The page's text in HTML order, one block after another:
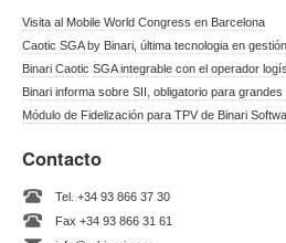
Visita al Mobile World Congress en Barcelona
Caotic SGA by Binari, última tecnologia en
Binari Caotic SGA integrable con el operador
Binari informa sobre SII, obligatorio para
Módulo de Fidelización para TPV de Binari
Contacto
Tel. +34 93 866 37 30
Fax +34 93 866 31 61